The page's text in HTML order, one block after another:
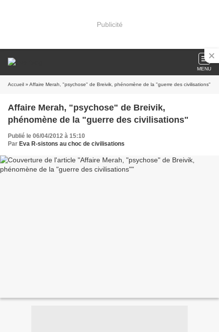
Publicité
MENU
Accueil » Affaire Merah, "psychose" de Breivik, phénomène de la "guerre des civilisations"
Affaire Merah, "psychose" de Breivik,
phénomène de la "guerre des civilisations"
Publié le 06/04/2012 à 15:10
Par Eva R-sistons au choc de civilisations